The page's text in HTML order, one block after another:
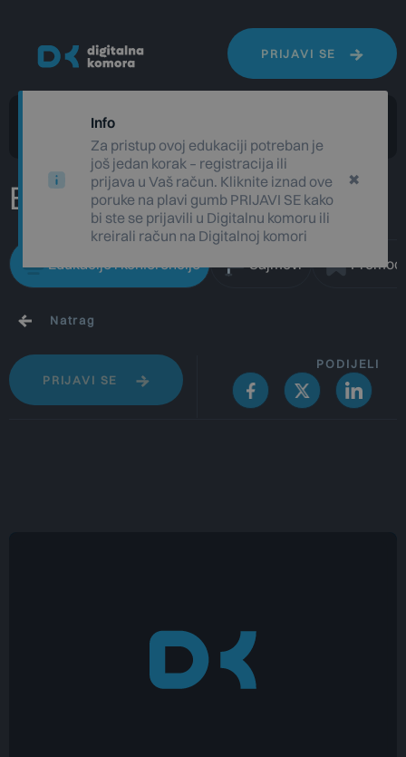
Info
Za pristup ovoj edukaciji potreban je
još jedan korak – registracija ili
prijava u Vaš račun. Kliknite iznad ove
poruke na plavi gumb PRIJAVI SE kako
bi ste se prijavili u Digitalnu komoru ili
kreirali račun na Digitalnoj komori
✖
PRIJAVI SE
Edukacije i sajmovi
Edukacije i konferencije Sajmovi
Natrag
PRIJAVI SE
PODIJELI